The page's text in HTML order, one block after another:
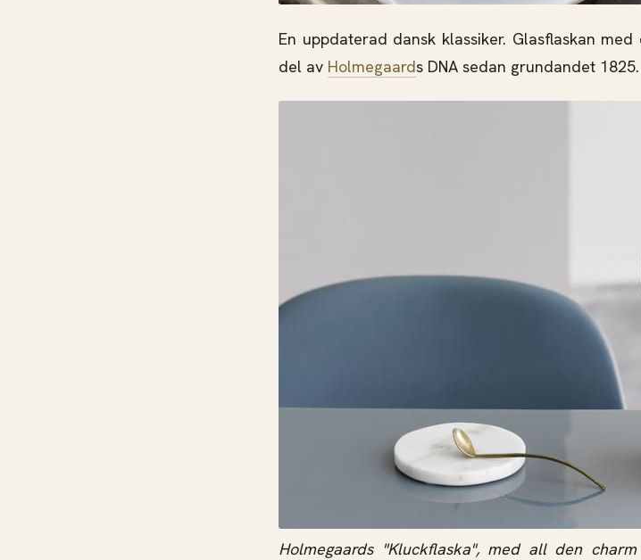
En uppdaterad dansk klassiker. Glasflaskan
del av Holmegaards DNA sedan grundandet 1825.
Holmegaards "Kluckflaska", med all den